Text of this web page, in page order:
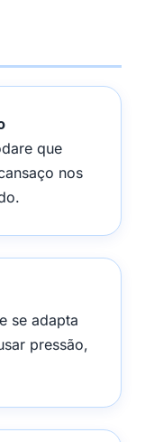
que
nos
se adapta
pressão,